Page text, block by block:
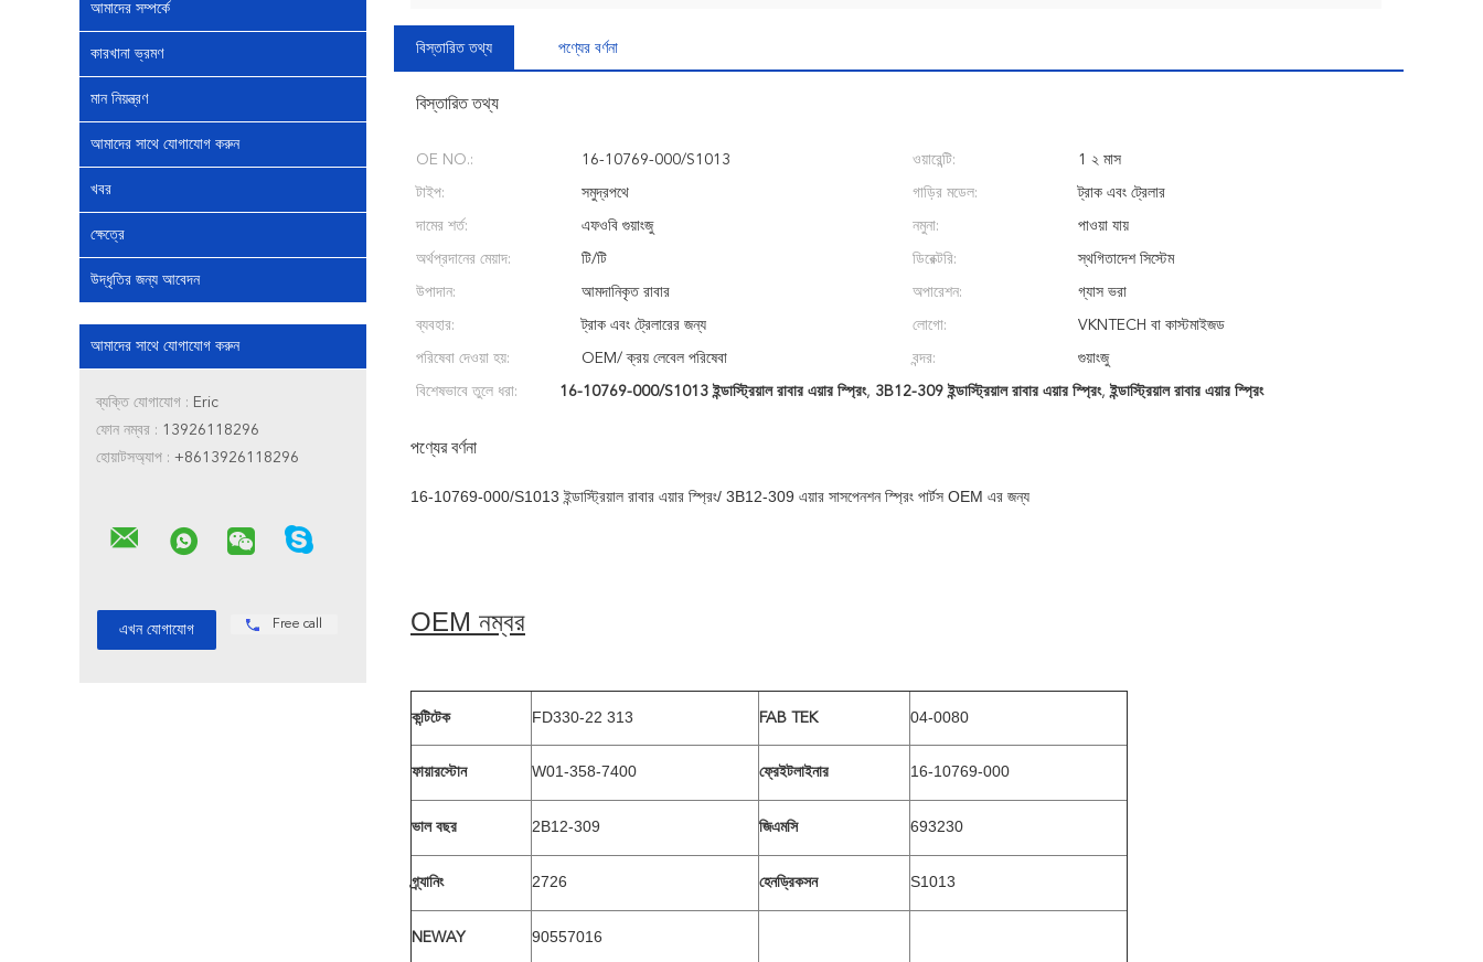
আমাদের সম্পর্কে
কারখানা ভ্রমণ
মান নিয়ন্ত্রণ
আমাদের সাথে যোগাযোগ করুন
খবর
ক্ষেত্রে
উদ্ধৃতির জন্য আবেদন
আমাদের সাথে যোগাযোগ করুন
ব্যক্তি যোগাযোগ : Eric
ফোন নম্বর : 13926118296
হোয়াটসঅ্যাপ : +8613926118296
Free call
বিস্তারিত তথ্য পণ্যের বর্ণনা
বিস্তারিত তথ্য
OE NO.: 16-10769-000/S1013 ওয়ারেন্টি: 1 ২ মাস
টাইপ: সমুদ্রপথে গাড়ির মডেল: ট্রাক এবং ট্রেলার
দামের শর্ত: এফওবি গুয়াংজু নমুনা: পাওয়া যায়
অর্থপ্রদানের মেয়াদ: টি/টি ডিরেক্টরি: স্থগিতাদেশ সিস্টেম
উপাদান: আমদানিকৃত রাবার অপারেশন: গ্যাস ভরা
ব্যবহার: ট্রাক এবং ট্রেলারের জন্য লোগো: VKNTECH বা কাস্টমাইজড
পরিষেবা দেওয়া হয়: OEM/ ক্রয় লেবেল পরিষেবা বন্দর: গুয়াংজু
বিশেষভাবে তুলে ধরা: 16-10769-000/S1013 ইন্ডাস্ট্রিয়াল রাবার এয়ার স্প্রিং, 3B12-309 ইন্ডাস্ট্রিয়াল রাবার এয়ার স্প্রিং,ইন্ডাস্ট্রিয়াল রাবার এয়ার স্প্রিং
পণ্যের বর্ণনা
16-10769-000/S1013 ইন্ডাস্ট্রিয়াল রাবার এয়ার স্প্রিং/ 3B12-309 এয়ার সাসপেনশন স্প্রিং পার্টস OEM এর জন্য
OEM নম্বর
কন্টিটেক FD330-22 313 FAB TEK 04-0080
ফায়ারস্টোন W01-358-7400 ফ্রেইটলাইনার 16-10769-000
ভাল বছর 2B12-309 জিএমসি 693230
গ্র্যানিং 2726 হেনড্রিকসন S1013
NEWAY 90557016